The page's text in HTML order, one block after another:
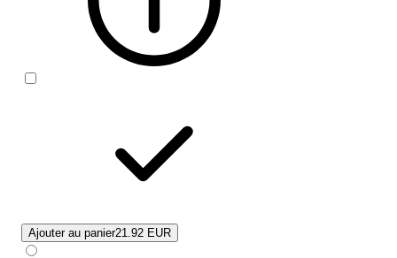
Ajouter au panier21.92 EUR